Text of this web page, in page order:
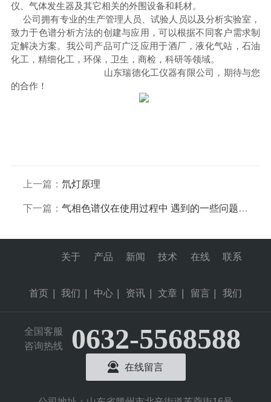
仪、气体发生器及其它相关的外围设备和耗材。
公司拥有专业的生产管理人员、试验人员以及分析实验室，
致力于色谱分析方法的创建与应用，可以根据不同客户需求制
定解决方案。我公司产品可广泛应用于酒厂，液化气站，石油
化工，精细化工，环保，卫生，商检，科研等领域。
山东瑞德化工仪器有限公司， 期待与您
的合作！
上一篇： 氘灯原理
下一篇： 气相色谱仪在使用过程中 遇到的一些问题及解决方案
首页
关于
我们
产品
中心
新闻
资讯
技术
文章
在线
留言
联系
我们
全国客服
咨询热线
0632-5568588
在线留言